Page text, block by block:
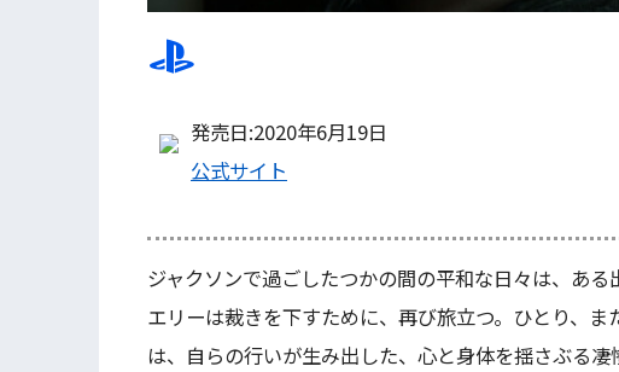
発売日:2020年6月19日
公式サイト
ジャクソンで過ごしたつかの間の平和な日々は、ある
エリーは裁きを下すために、再び旅立つ。ひとり、
は、自らの行いが生み出した、心と身体を揺さぶる凄